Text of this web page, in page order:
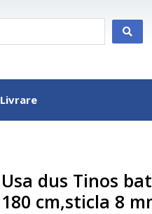
Livrare
Usa dus Tinos
180 cm,sticla 8